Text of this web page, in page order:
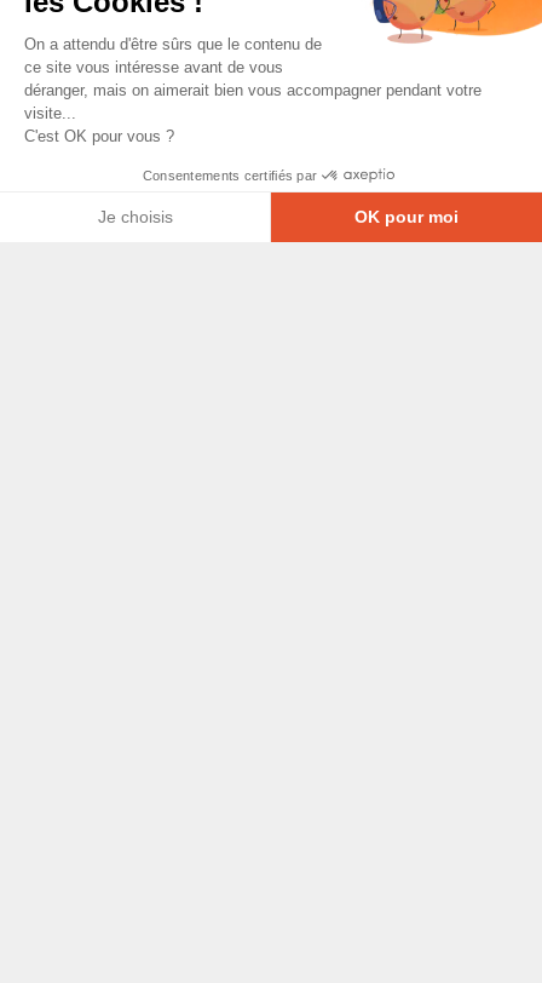
On a attendu d'être sûrs que le contenu de
ce site vous intéresse avant de vous
déranger, mais on aimerait bien vous accompagner pendant votre
visite...
C'est OK pour vous ?
Consentements certifiés par
Je choisis OK pour moi